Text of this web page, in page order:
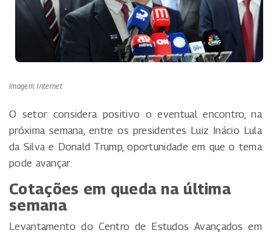
Imagem: Internet
O setor considera positivo o eventual encontro, na
próxima semana, entre os presidentes Luiz Inácio Lula
da Silva e Donald Trump, oportunidade em que o tema
pode avançar.
Cotações em queda na última
semana
Levantamento do Centro de Estudos Avançados em